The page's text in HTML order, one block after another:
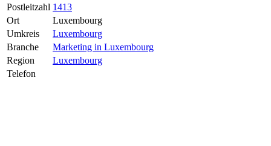
Postleitzahl 1413
Ort
Luxembourg
Umkreis
Luxembourg
Branche
Marketing in Luxembourg
Region
Luxembourg
Telefon